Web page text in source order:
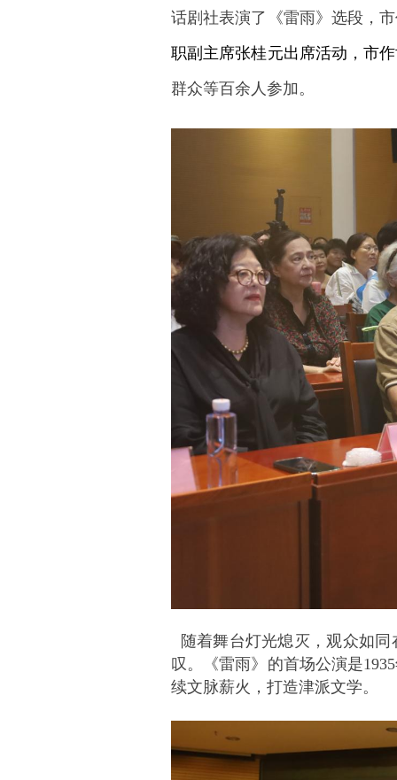
话剧社表演了《雷雨》选段，
职副主席张桂元出席活动，市
群众等百余人参加。
随着舞台灯光熄灭，观众如
叹。《雷雨》的首场公演是
续文脉薪火，打造津派文学。